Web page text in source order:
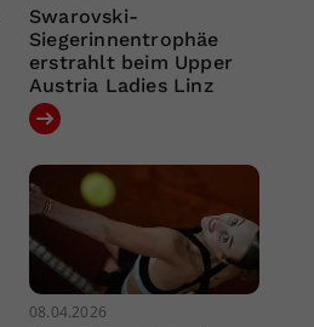
Swarovski-
Siegerinnentrophäe
erstrahlt beim Upper
Austria Ladies Linz
08.04.2026